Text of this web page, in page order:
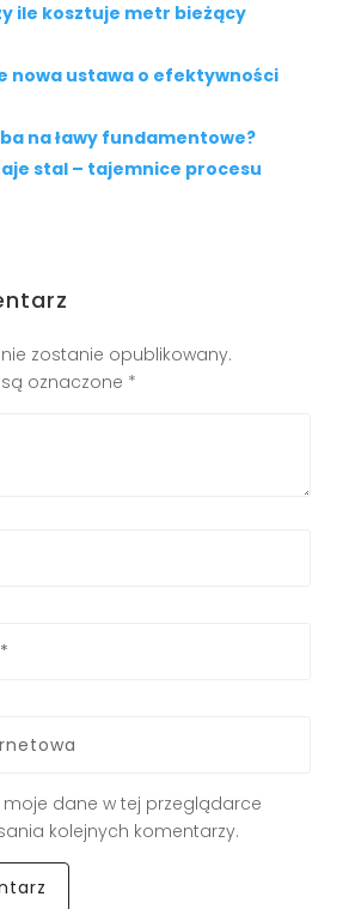
ile kosztuje metr bieżący
nowa ustawa o efektywności
na ławy fundamentowe?
stal – tajemnice procesu
zostanie opublikowany.
oznaczone *
dane w tej przeglądarce
kolejnych komentarzy.